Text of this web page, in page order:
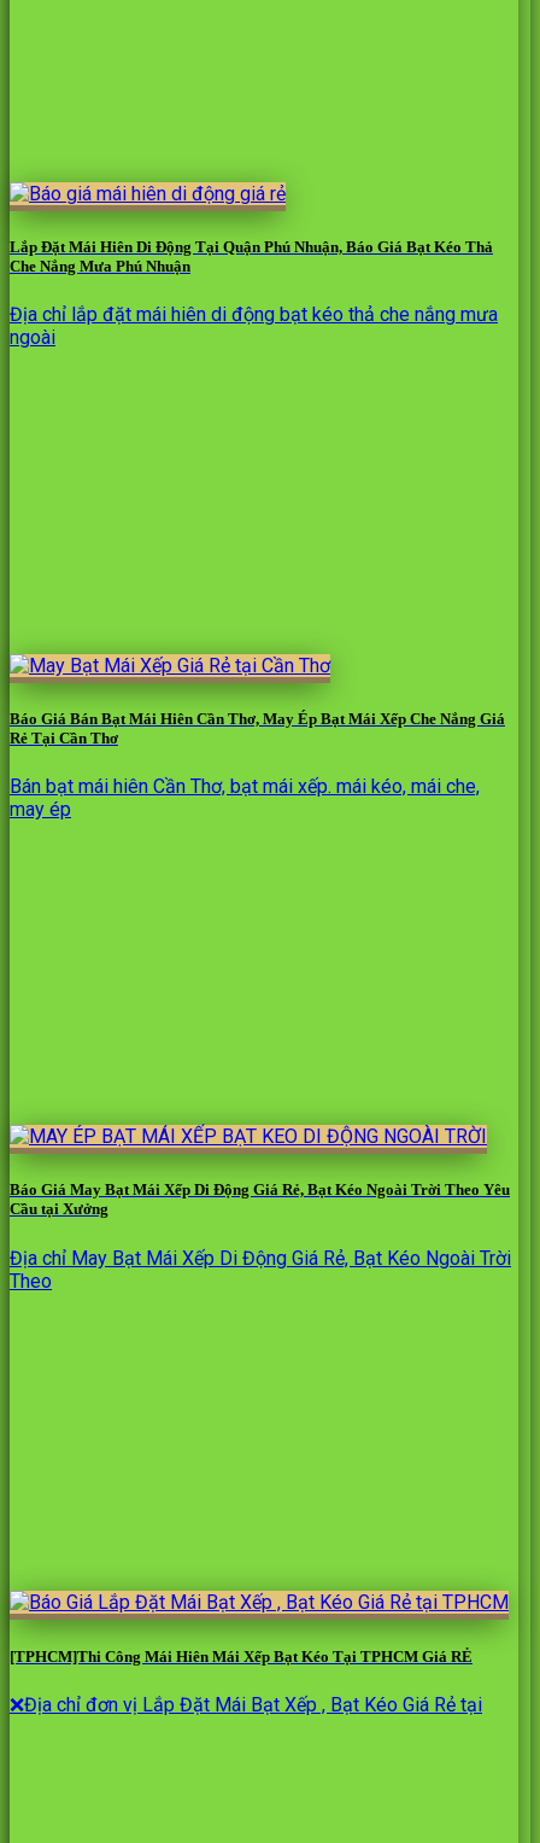
Lắp Đặt Mái Hiên Di Động Tại Quận Phú Nhuận, Báo Giá Bạt Kéo Thả
Che Nắng Mưa Phú Nhuận
Địa chỉ lắp đặt mái hiên di động bạt kéo thả che nắng mưa
ngoài
Báo Giá Bán Bạt Mái Hiên Cần Thơ, May Ép Bạt Mái Xếp Che Nắng Giá
Rẻ Tại Cần Thơ
Bán bạt mái hiên Cần Thơ, bạt mái xếp. mái kéo, mái che,
may ép
Báo Giá May Bạt Mái Xếp Di Động Giá Rẻ, Bạt Kéo Ngoài Trời Theo Yêu
Cầu tại Xưởng
Địa chỉ May Bạt Mái Xếp Di Động Giá Rẻ, Bạt Kéo Ngoài Trời
Theo
[TPHCM]Thi Công Mái Hiên Mái Xếp Bạt Kéo Tại TPHCM Giá RẺ
❌Địa chỉ đơn vị Lắp Đặt Mái Bạt Xếp , Bạt Kéo Giá Rẻ tại